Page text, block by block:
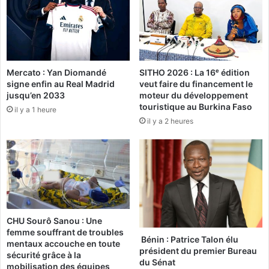
b
d
e
q
u
i
e
r
W
a
s
h
i
n
g
t
5
o
u
v
e
a
b
u
s
r
e
m
i
s
à
l
Mercato : Yan Diomandé
signe enfin au Real Madrid
jusqu’en 2033
il y a 1 heure
SITHO 2026 : La 16ᵉ édition
veut faire du financement le
moteur du développement
touristique au Burkina Faso
il y a 2 heures
CHU Sourô Sanou : Une
femme souffrant de troubles
mentaux accouche en toute
sécurité grâce à la
mobilisation des équipes
Bénin : Patrice Talon élu
président du premier Bureau
du Sénat